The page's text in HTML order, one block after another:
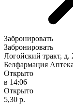
Забронировать
Забронировать
Логойский тракт, д.
Белфармация
Открыто
в 14:06
Открыто
5,30 р.